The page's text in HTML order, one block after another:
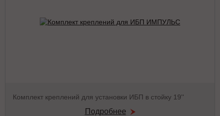
Комплект креплений для установки ИБП в стойку 19''
Подробнее